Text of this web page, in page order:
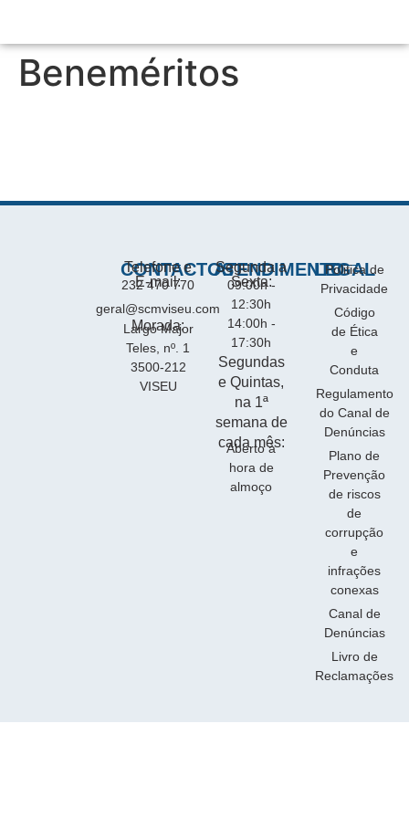
Beneméritos
CONTACTOS
Telefone e
E-mail:
232 470 770
geral@scmviseu.com
Morada:
Largo Major
Teles, nº. 1
3500-212
VISEU
ATENDIMENTO
Segunda a
Sexta:
09:00h -
12:30h
14:00h -
17:30h
Segundas
e Quintas,
na 1ª
semana de
cada mês:
Aberto à
hora de
almoço
LEGAL
Politica de
Privacidade
Código
de Ética
e
Conduta
Regulamento
do Canal de
Denúncias
Plano de
Prevenção
de riscos
de
corrupção
e
infrações
conexas
Canal de
Denúncias
Livro de
Reclamações